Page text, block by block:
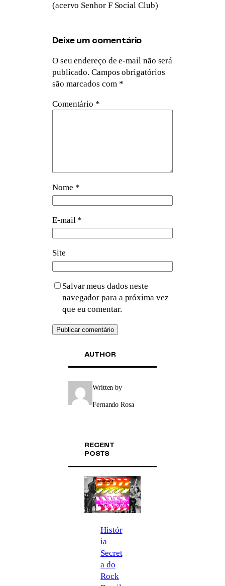
(acervo Senhor F Social Club)
Deixe um comentário
O seu endereço de e-mail não será
publicado. Campos obrigatórios
são marcados com *
Comentário *
Nome *
E-mail *
Site
Salvar meus dados neste
navegador para a próxima vez
que eu comentar.
AUTHOR
Written by
Fernando Rosa
RECENT
POSTS
Histór
ia
Secret
a do
Rock